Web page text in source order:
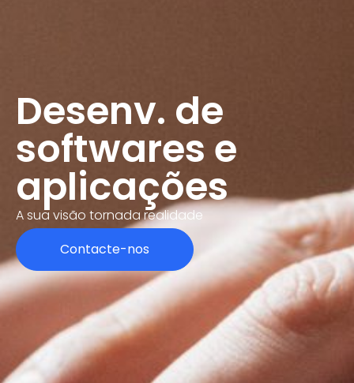
Desenv. de
softwares e
aplicações
A sua visão tornada realidade
Contacte-nos